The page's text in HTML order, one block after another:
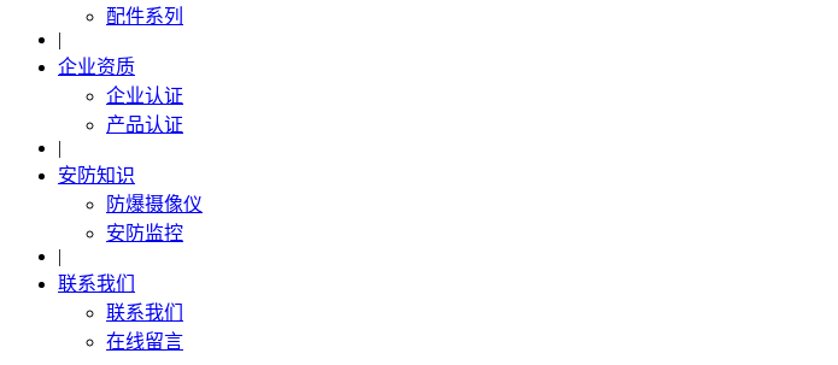
配件系列
|
企业资质
企业认证
产品认证
|
安防知识
防爆摄像仪
安防监控
|
联系我们
联系我们
在线留言